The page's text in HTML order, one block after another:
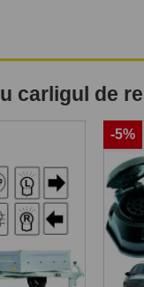
carligul de
-5%